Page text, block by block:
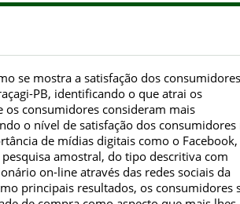
se mostra a satisfação dos consumidores
PB, identificando o que atrai os
os consumidores consideram mais
o nível de satisfação dos consumidores
de mídias digitais como o
amostral, do tipo descritiva com
on-line através das redes sociais da
principais resultados, os consumidores